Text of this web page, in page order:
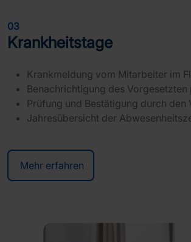
03
Krankheitstage
Krankmeldung vom Mitarbeiter im
Benachrichtigung des Vorgesetzten
Prüfung und Bestätigung durch den
Jahresübersicht der
Mehr erfahren